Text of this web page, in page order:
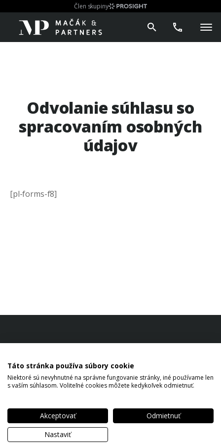
Člen skupiny
Odvolanie súhlasu so
spracovaním osobných
údajov
[pl-forms-f8]
Copyright © 2026 SM Štefan Mačák All rights reserved.
Táto stránka používa súbory cookie
Niektoré sú nevyhnutné na správne fungovanie stránky, iné používame len
s vaším súhlasom. Voliteľné cookies môžete kedykoľvek odmietnuť.
Akceptovať
Odmietnuť
Nastaviť